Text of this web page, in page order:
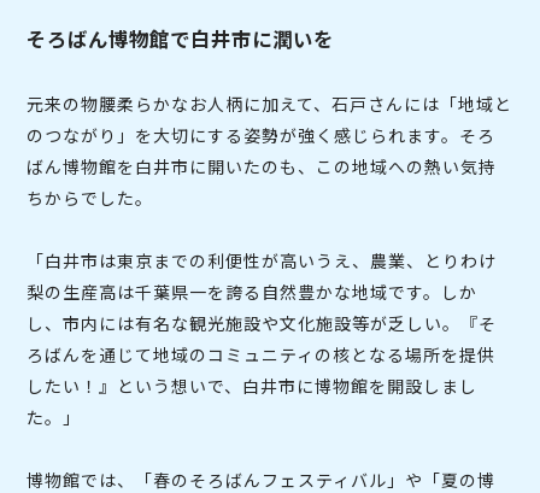
そろばん博物館で白井市に潤いを
元来の物腰柔らかなお人柄に加えて、石戸さんには「地域と
のつながり」を大切にする姿勢が強く感じられます。そろ
ばん博物館を白井市に開いたのも、この地域への熱い気持
ちからでした。
「白井市は東京までの利便性が高いうえ、農業、とりわけ
梨の生産高は千葉県一を誇る自然豊かな地域です。しか
し、市内には有名な観光施設や文化施設等が乏しい。『そ
ろばんを通じて地域のコミュニティの核となる場所を提供
したい！』という想いで、白井市に博物館を開設しまし
た。」
博物館では、「春のそろばんフェスティバル」や「夏の博